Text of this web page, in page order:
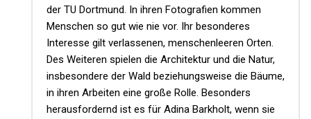
der TU Dortmund. In ihren Fotografien kommen
Menschen so gut wie nie vor. Ihr besonderes
Interesse gilt verlassenen, menschenleeren Orten.
Des Weiteren spielen die Architektur und die Natur,
insbesondere der Wald beziehungsweise die Bäume,
in ihren Arbeiten eine große Rolle. Besonders
herausfordernd ist es für Adina Barkholt, wenn sie